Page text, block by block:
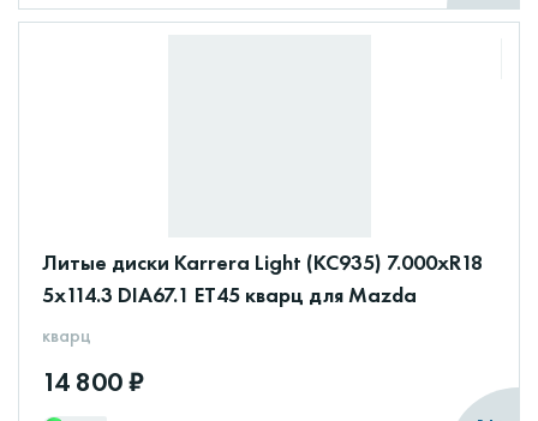
Литые диски Karrera Light (КС935) 7.000xR18
5x114.3 DIA67.1 ET45 кварц для Mazda
кварц
14 800 ₽